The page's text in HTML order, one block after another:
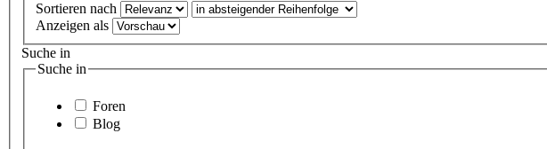
Sortieren nach
Anzeigen als
Suche in
Suche in
Foren
Blog